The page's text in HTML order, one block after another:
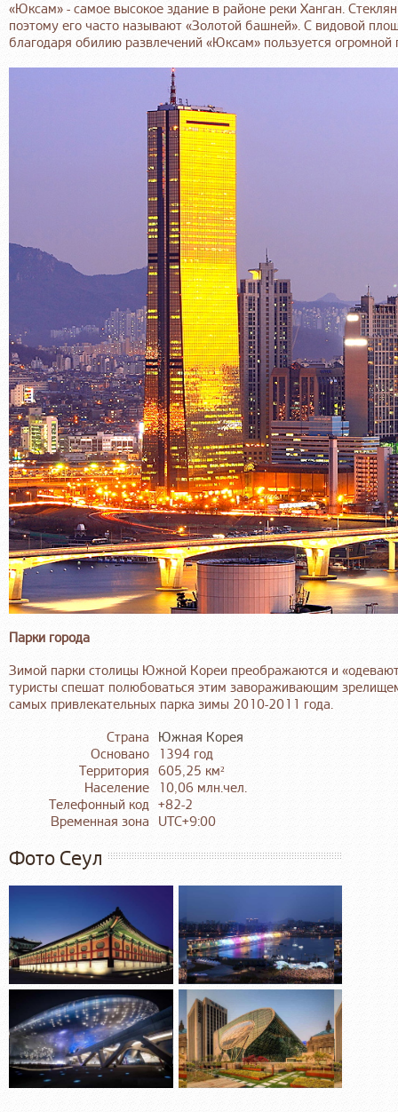
«Юксам» - самое высокое здание в районе реки Ханган.
поэтому его часто называют «Золотой башней». С видовой
благодаря обилию развлечений «Юксам» пользуется огромной
Парки города
Зимой парки столицы Южной Кореи преображаются и
туристы спешат полюбоваться этим завораживающим
самых привлекательных парка зимы 2010-2011 года.
Страна
Южная Корея
Основано
1394 год
Территория 605,25 км²
Население
10,06 млн.чел.
Телефонный код +82-2
Временная зона
UTC+9:00
Фото Сеул